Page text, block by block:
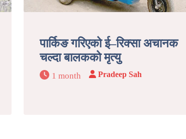
पार्किङ गरिएको ई–रिक्सा अचानक
चल्दा बालकको मृत्यु
1 month Pradeep Sah